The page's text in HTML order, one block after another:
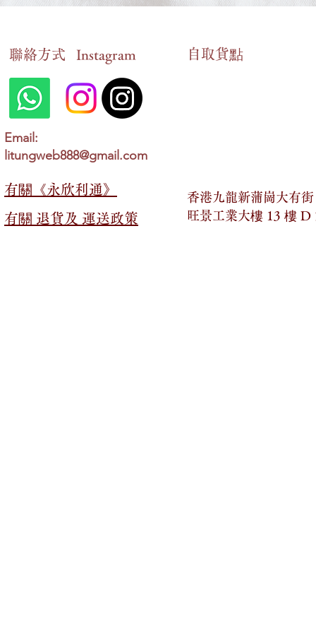
5. 喪禮 (The Funeral)_6.特定情
況 (Specific Situations)_英語三
十篇必背文章
​聯絡方式 Instagram
Email:
litungweb888@gmail.com
有關​​《永欣利通》
有關​​ 退貨及 運送政策
自​取貨點
香港九龍新蒲崗大有
旺景工業大樓 13 樓 D